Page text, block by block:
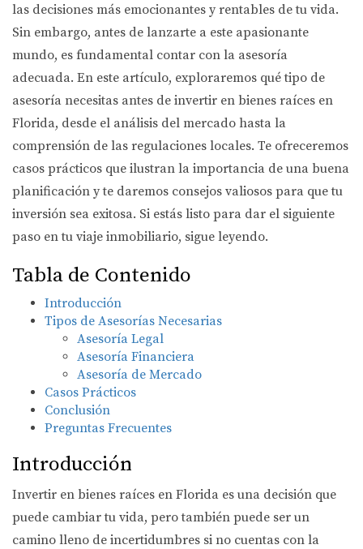
las decisiones más emocionantes y rentables de tu vida.
Sin embargo, antes de lanzarte a este apasionante
mundo, es fundamental contar con la asesoría
adecuada. En este artículo, exploraremos qué tipo de
asesoría necesitas antes de invertir en bienes raíces en
Florida, desde el análisis del mercado hasta la
comprensión de las regulaciones locales. Te ofreceremos
casos prácticos que ilustran la importancia de una buena
planificación y te daremos consejos valiosos para que tu
inversión sea exitosa. Si estás listo para dar el siguiente
paso en tu viaje inmobiliario, sigue leyendo.
Tabla de Contenido
Introducción
Tipos de Asesorías Necesarias
Asesoría Legal
Asesoría Financiera
Asesoría de Mercado
Casos Prácticos
Conclusión
Preguntas Frecuentes
Introducción
Invertir en bienes raíces en Florida es una decisión que
puede cambiar tu vida, pero también puede ser un
camino lleno de incertidumbres si no cuentas con la